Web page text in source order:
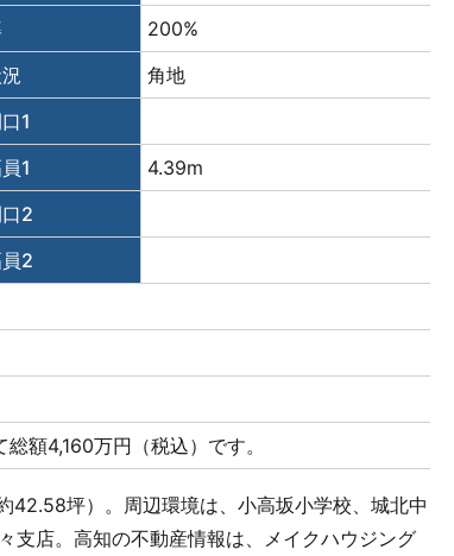
200%
角地
1
1
4.39m
2
2
額4,160万円（税込）です。
42.58坪）。周辺環境は、小高坂小学校、城北中
支店。高知の不動産情報は、メイクハウジング